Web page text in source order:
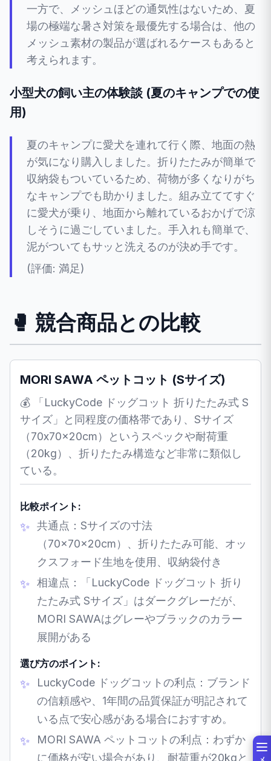
一方で、メッシュほどの通気性はないため、夏
場の極端な暑さ対策を最優先する場合は、他の
メッシュ素材の製品が選ばれるケースもあると
考えられます。
小型犬の飼い主の体験談 (夏のキャンプでの使
用)
夏のキャンプに愛犬を連れて行く際、地面の熱
が気になり購入しました。折りたたみが簡単で
収納袋もついているため、荷物が多くなりがち
なキャンプでも助かりました。組み立ててすぐ
に愛犬が乗り、地面から離れているおかげで涼
しそうに過ごしていました。手入れも簡単で、
泥がついてもサッと洗えるのが決め手です。
(評価: 満足)
🥊 競合商品との比較
MORI SAWA ペットコット (Sサイズ)
💰 「LuckyCode ドッグコット 折りたたみ式 S
サイズ」と同程度の価格帯であり、Sサイズ
（70x70x20cm）というスペックや耐荷重
（20kg）、折りたたみ構造など非常に類似し
ている。
比較ポイント:
共通点：Sサイズの寸法
（70×70×20cm）、折りたたみ可能、オッ
クスフォード生地を使用、収納袋付き
相違点：「LuckyCode ドッグコット 折り
たたみ式 Sサイズ」はダークグレーだが、
MORI SAWAはグレーやブラックのカラー
展開がある
選び方のポイント:
LuckyCode ドッグコットの利点：ブランド
の信頼感や、1年間の品質保証が明記されて
いる点で安心感がある場合におすすめ。
MORI SAWA ペットコットの利点：わずか
に価格が安い場合があり、耐荷重が20kgと